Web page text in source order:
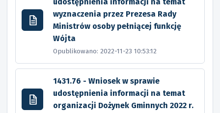
wyznaczenia przez Prezesa Rady
Ministrów osoby pełniącej funkcję
Wójta
Opublikowano: 2022-11-23 10:53:12
1431.76 - Wniosek w sprawie
udostępnienia informacji na temat
organizacji Dożynek Gminnych 2022 r.